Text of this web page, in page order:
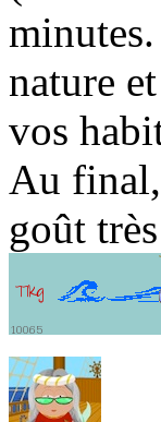
nature
vos
Au final,
goût